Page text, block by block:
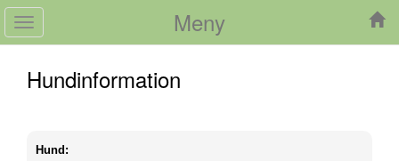
Meny
Toggle
navigation
Hundinformation
Hund: